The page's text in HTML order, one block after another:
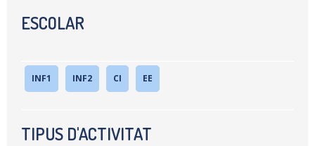
ESCOLAR
INF1 INF2 CI EE
TIPUS D'ACTIVITAT